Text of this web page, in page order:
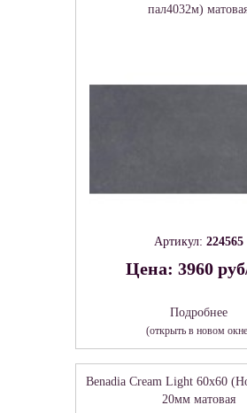
пал4032м)
Артикул: 224565
Цена: 3960
Подробнее
(открыть в новом
Benadia Cream Light 60х60
20мм матовая